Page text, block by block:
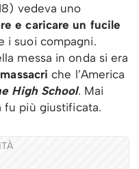
vedeva uno
e caricare un fucile
i suoi compagni.
messa in onda si era
che l’America
High School. Mai
fu più giustificata.